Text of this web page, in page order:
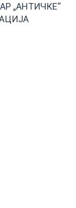
„АНТИЧКЕ“